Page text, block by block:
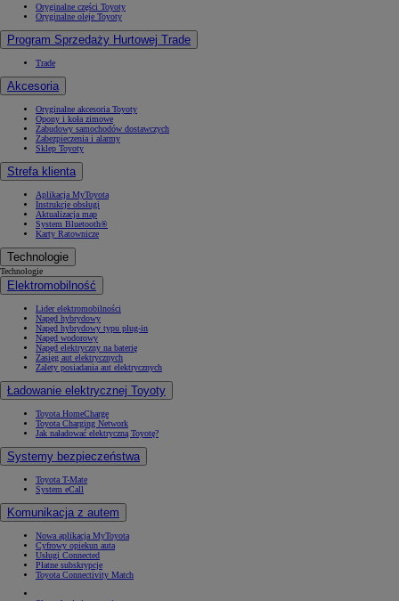
Oryginalne części Toyoty
Oryginalne oleje Toyoty
Program Sprzedaży Hurtowej Trade
Trade
Akcesoria
Oryginalne akcesoria Toyoty
Opony i koła zimowe
Zabudowy samochodów dostawczych
Zabezpieczenia i alarmy
Sklep Toyoty
Strefa klienta
Aplikacja MyToyota
Instrukcje obsługi
Aktualizacja map
System Bluetooth®
Karty Ratownicze
Technologie
Technologie
Elektromobilność
Lider elektromobilności
Napęd hybrydowy
Napęd hybrydowy typu plug-in
Napęd wodorowy
Napęd elektryczny na baterię
Zasięg aut elektrycznych
Zalety posiadania aut elektrycznych
Ładowanie elektrycznej Toyoty
Toyota HomeCharge
Toyota Charging Network
Jak naładować elektryczną Toyotę?
Systemy bezpieczeństwa
Toyota T-Mate
System eCall
Komunikacja z autem
Nowa aplikacja MyToyota
Cyfrowy opiekun auta
Usługi Connected
Płatne subskrypcje
Toyota Connectivity Match